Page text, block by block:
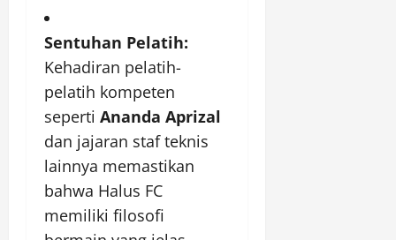
Sentuhan Pelatih:
Kehadiran pelatih-
pelatih kompeten
seperti Ananda Aprizal
dan jajaran staf teknis
lainnya memastikan
bahwa Halus FC
memiliki filosofi